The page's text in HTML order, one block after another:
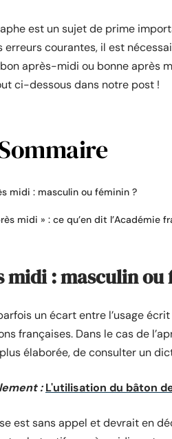
est un sujet de prime
erreurs courantes, il est
après-midi ou bonne après
ci-dessous dans notre post !
midi : masculin ou féminin ?
midi » : ce qu’en dit l’Académie
midi : masculin ou
un écart entre l’usage
françaises. Dans le cas de
élaborée, de consulter un
: L'utilisation du bâton
est sans appel et devrait en